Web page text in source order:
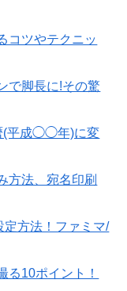
コツやテクニッ
で脚長に!その驚
(平成◯◯年)に変
方法、宛名印刷
定方法！ファミマ/
る10ポイント！